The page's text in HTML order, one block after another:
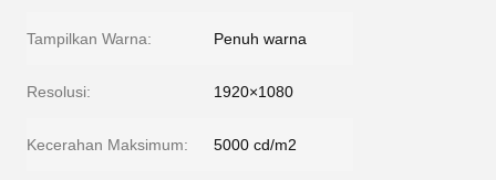
Tampilkan Warna: Penuh warna
Resolusi: 1920×1080
Kecerahan Maksimum: 5000 cd/m2